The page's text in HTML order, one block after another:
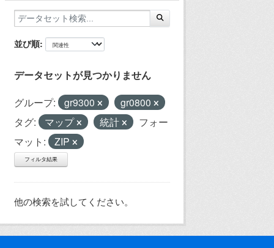
並び順
データセットが見つかりません
グループ: gr9300
gr0800
タグ:
マップ 統計
フォー
マット:
ZIP
フィルタ結果
他の検索を試してください。